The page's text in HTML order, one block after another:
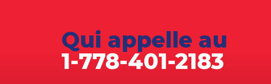
Agriculture
Arriérés en automobile
Biens de succession et décès
Transfert de fichiers
Téléversements en vrac
Payez votre facture
Politique de confidentialité
Qui appelle au
1-778-401-2183